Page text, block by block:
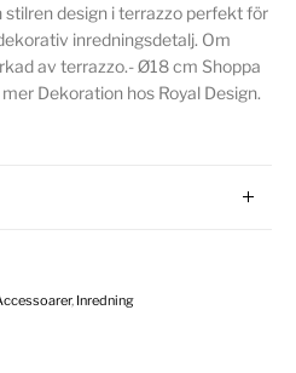
design i terrazzo perfekt för
inredningsdetalj. Om
av terrazzo.- Ø18 cm Shoppa
Dekoration hos Royal Design.
, Inredning